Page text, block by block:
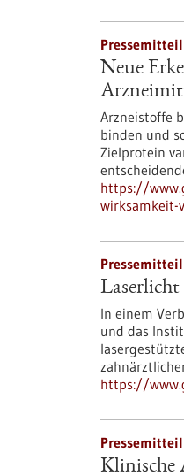
Neue
Arzneistoffe
binden und
Zielprotein
https://
wirksamkeit-
Laserlicht
In einem
und das
https://
Klinische